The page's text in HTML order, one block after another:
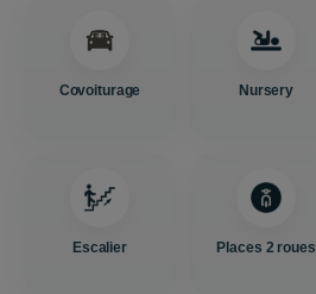
Covoiturage Nursery
Escalier Places 2 roues